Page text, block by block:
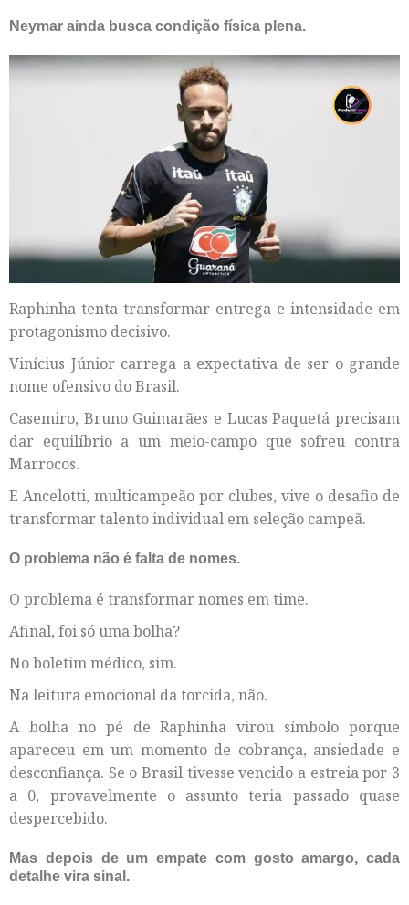
Neymar ainda busca condição física plena.
Raphinha tenta transformar entrega e intensidade em
protagonismo decisivo.
Vinícius Júnior carrega a expectativa de ser o grande
nome ofensivo do Brasil.
Casemiro, Bruno Guimarães e Lucas Paquetá precisam
dar equilíbrio a um meio-campo que sofreu contra
Marrocos.
E Ancelotti, multicampeão por clubes, vive o desafio de
transformar talento individual em seleção campeã.
O problema não é falta de nomes.
O problema é transformar nomes em time.
Afinal, foi só uma bolha?
No boletim médico, sim.
Na leitura emocional da torcida, não.
A bolha no pé de Raphinha virou símbolo porque
apareceu em um momento de cobrança, ansiedade e
desconfiança. Se o Brasil tivesse vencido a estreia por 3
a 0, provavelmente o assunto teria passado quase
despercebido.
Mas depois de um empate com gosto amargo, cada
detalhe vira sinal.